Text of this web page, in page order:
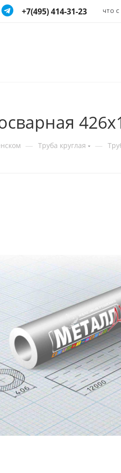
+7(495) 414-31-23 ЧТО
— Труба круглая —